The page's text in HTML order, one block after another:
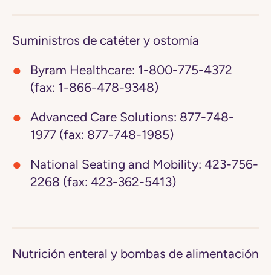
Suministros de catéter y ostomía
Byram Healthcare: 1-800-775-4372
(fax: 1-866-478-9348)
Advanced Care Solutions: 877-748-
1977 (fax: 877-748-1985)
National Seating and Mobility: 423-756-
2268 (fax: 423-362-5413)
Nutrición enteral y bombas de alimentación